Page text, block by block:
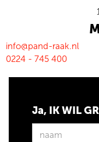
info@pand-raak.nl
0224 - 745 400
Ja, IK WIL